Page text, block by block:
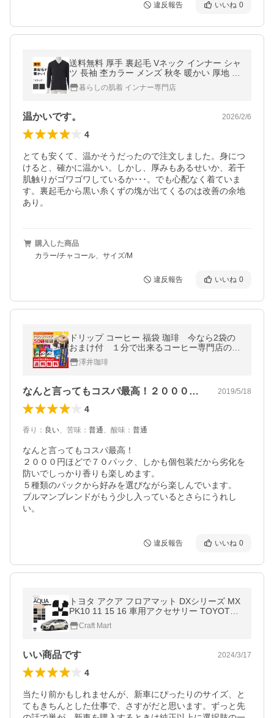
違反報告 いいね 0
送料無料 厚手 裏起毛 Vネック インナー シャ
ツ 長袖 杢カラー メンズ 秋冬 暖かい 厚地 厚
い 保温 防寒 ストレッチ 杢柄 紳士 肌着
暮らしの肌着 インナー専門店
温かいです。 2026/2/6
4
とても安くて、温かそうだったので注文しました。身につ
けると、確かに温かい。しかし、厚みもあるせいか、若干
肌触りがゴワゴワしているか･･･。でも心配なく着ていま
す。裏起毛から黒い糸くずの塊が出てくるのは改善の余地
あり。
購入した商品
カラー/チャコール、サイズ/M
違反報告 いいね 0
ドリップ コーヒー 福袋 珈琲 今なら2袋の
おまけ付 １分で出来るコーヒー専門店のド
リップバッグお試し50杯福袋 グルメ 【RD】
【TS】
澤井珈琲
なんと言ってもコスパ最高！２０００円ほ… 2019/5/18
4
香り ： 良い、 苦味 ： 普通、 酸味 ： 普通
なんと言ってもコスパ最高！
２０００円ほどで７０パック、しかも個包装だから劣化を
防いでしっかり香りも楽しめます。
５種類のパックから好みを選びながら楽しんでいます。
ブルマンブレンドがもう少し入っているとさらにうれし
い。
違反報告 いいね 0
トヨタ アクア フロアマット DXシリーズ MX
PK10 11 15 16 車用アクセサリー TOYOTA
AQUA 内装 パーツ カスタム 車用品 11系
Craft Mart
いい商品です 2024/3/17
4
当たり前かもしれませんが、新車にぴったりのサイズ、と
てもきちんとした仕事で、さすがだと思います。ずっと先